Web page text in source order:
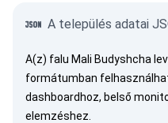
A település adatai
A(z) falu Mali Budyshcha
formátumban
dashboardhoz, belső
elemzéshez.